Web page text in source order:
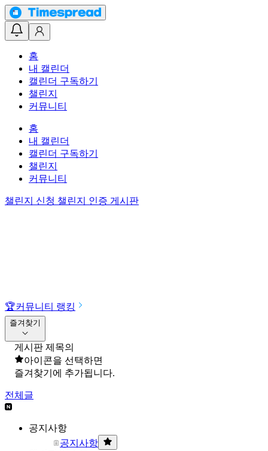
홈
내 캘린더
캘린더 구독하기
챌린지
커뮤니티
홈
내 캘린더
캘린더 구독하기
챌린지
커뮤니티
챌린지 신청 챌린지 인증 게시판
🏆커뮤니티 랭킹
즐겨찾기
게시판 제목의
아이콘을 선택하면
즐겨찾기에 추가됩니다.
전체글
공지사항
공지사항